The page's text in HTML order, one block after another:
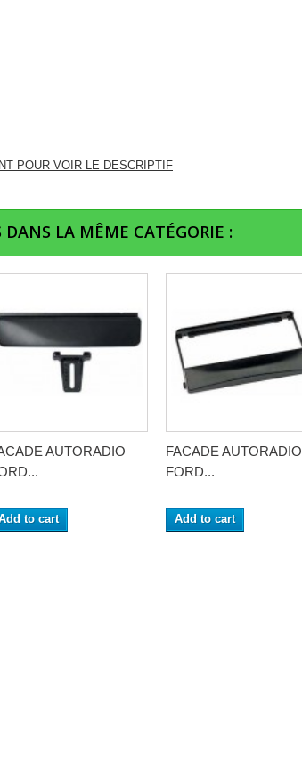
POUR VOIR LE DESCRIPTIF
LA MÊME CATÉGORIE :
AUTORADIO
to cart
FACADE AUTORADIO
FORD...
Add to cart